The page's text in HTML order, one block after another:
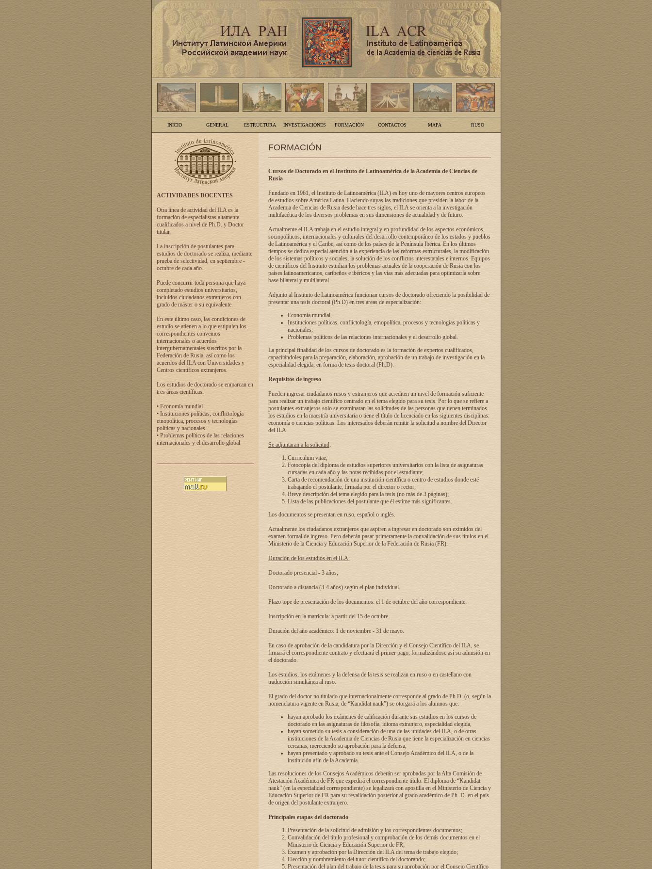
INICIO GENERAL ESTRUCTURA INVESTIGACIÓNES FORMACIÓN CONTACTOS MAPA RUSO
ACTIVIDADES DOCENTES
Otra línea de actividad del ILA es la
formación de especialistas altamente
cualificados a nivel de Ph.D. y Doctor
titular.
La inscripción de postulantes para
estudios de doctorado se realiza, mediante
prueba de selectividad, en septiembre -
octubre de cada año.
Puede concurrir toda persona que haya
completado estudios universitarios,
incluidos ciudadanos extranjeros con
grado de máster o su equivalente.
En este último caso, las condiciones de
estudio se atienen a lo que estipulen los
correspondientes convenios
internacionales o acuerdos
intergubernamentales suscritos por la
Federación de Rusia, así como los
acuerdos del ILA con Universidades y
Centros científicos extranjeros.
Los estudios de doctorado se enmarcan en
tres áreas científicas:
• Economía mundial
• Instituciones políticas, conflictología
etnopolítica, procesos y tecnologías
políticas y nacionales.
• Problemas políticos de las relaciones
internacionales y el desarrollo global
FORMACIÓN
Cursos de Doctorado en el Instituto de Latinoamérica de la Academia de Ciencias de
Rusia
Fundado en 1961, el Instituto de Latinoamérica (ILA) es hoy uno de mayores centros europeos
de estudios sobre América Latina. Haciendo suyas las tradiciones que presiden la labor de la
Academia de Ciencias de Rusia desde hace tres siglos, el ILA se orienta a la investigación
multifacética de los diversos problemas en sus dimensiones de actualidad y de futuro.
Actualmente el ILA trabaja en el estudio integral y en profundidad de los aspectos económicos,
sociopolíticos, internacionales y culturales del desarrollo contemporáneo de los estados y pueblos
de Latinoamérica y el Caribe, así como de los países de la Península Ibérica. En los últimos
tiempos se dedica especial atención a la experiencia de las reformas estructurales, la modificación
de los sistemas políticos y sociales, la solución de los conflictos interestatales e internos. Equipos
de científicos del Instituto estudian los problemas actuales de la cooperación de Rusia con los
países latinoamericanos, caribeños e ibéricos y las vías más adecuadas para optimizarla sobre
base bilateral y multilateral.
Adjunto al Instituto de Latinoamérica funcionan cursos de doctorado ofreciendo la posibilidad de
presentar una tesis doctoral (Ph.D) en tres áreas de especialización:
Economía mundial,
Instituciones políticas, conflictología, etnopolítica, procesos y tecnologías políticas y
nacionales,
Problemas políticos de las relaciones internacionales y el desarrollo global.
La principal finalidad de los cursos de doctorado es la formación de expertos cualificados,
capacitándoles para la preparación, elaboración, aprobación de un trabajo de investigación en la
especialidad elegida, en forma de tesis doctoral (Ph.D).
Requisitos de ingreso
Pueden ingresar ciudadanos rusos y extranjeros que acrediten un nivel de formación suficiente
para realizar un trabajo científico centrado en el tema elegido para su tesis. Por lo que se refiere a
postulantes extranjeros solo se examinaran las solicitudes de las personas que tienen terminados
los estudios en la maestría universitaria o tiene el título de licenciado en las siguientes disciplinas:
economía o ciencias políticas. Los interesados deberán remitir la solicitud a nombre del Director
del ILA.
Se adjuntaran a la solicitud:
Curriculum vitae;
Fotocopia del diploma de estudios superiores universitarios con la lista de asignaturas
cursadas en cada año y las notas recibidas por el estudiante;
Carta de recomendación de una institución científica o centro de estudios donde esté
trabajando el postulante, firmada por el director o rector;
Breve descripción del tema elegido para la tesis (no más de 3 páginas);
Lista de las publicaciones del postulante que él estime más significantes.
Los documentos se presentan en ruso, español o inglés.
Actualmente los ciudadanos extranjeros que aspiren a ingresar en doctorado son eximidos del
examen formal de ingreso. Pero deberán pasar primeramente la convalidación de sus títulos en el
Ministerio de la Ciencia y Educación Superior de la Federación de Rusia (FR).
Duración de los estudios en el ILA:
Doctorado presencial - 3 años;
Doctorado a distancia (3-4 años) según el plan individual.
Plazo tope de presentación de los documentos: el 1 de octubre del año correspondiente.
Inscripción en la matricula: a partir del 15 de octubre.
Duración del año académico: 1 de noviembre - 31 de mayo.
En caso de aprobación de la candidatura por la Dirección y el Consejo Científico del ILA, se
firmará el correspondiente contrato y efectuará el primer pago, formalizándose así su admisión en
el doctorado.
Los estudios, los exámenes y la defensa de la tesis se realizan en ruso o en castellano con
traducción simultánea al ruso.
El grado del doctor no titulado que internacionalmente corresponde al grado de Ph.D. (o, según la
nomenclatura vigente en Rusia, de “Kandidat nauk”) se otorgará a los alumnos que:
hayan aprobado los exámenes de calificación durante sus estudios en los cursos de
doctorado en las asignaturas de filosofía, idioma extranjero, especialidad elegida,
hayan sometido su tesis a consideración de una de las unidades del ILA, o de otras
instituciones de la Academia de Ciencias de Rusia que tiene la especialización en ciencias
cercanas, mereciendo su aprobación para la defensa,
hayan presentado y aprobado su tesis ante el Consejo Académico del ILA, o de la
institución afín de la Academia.
Las resoluciones de los Consejos Académicos deberán ser aprobadas por la Alta Comisión de
Atestación Académica de FR que expedirá el correspondiente título. El diploma de “Kandidat
nauk” (en la especialidad correspondiente) se legalizará con apostilla en el Ministerio de Ciencia y
Educación Superior de FR para su revalidación posterior al grado académico de Ph. D. en el país
de origen del postulante extranjero.
Principales etapas del doctorado
Presentación de la solicitud de admisión y los correspondientes documentos;
Convalidación del título profesional y comprobación de los demás documentos en el
Ministerio de Ciencia y Educación Superior de FR;
Examen y aprobación por la Dirección del ILA del tema de trabajo elegido;
Elección y nombramiento del tutor científico del doctorando;
Presentación del plan del trabajo de la tesis para su aprobación por el Consejo Científico